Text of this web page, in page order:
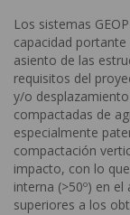
Los sistemas
capacidad
asiento de las
requisitos del
y/o
compactadas de
especialmente
compactación
impacto, con lo
interna (>50º) en
superiores a los